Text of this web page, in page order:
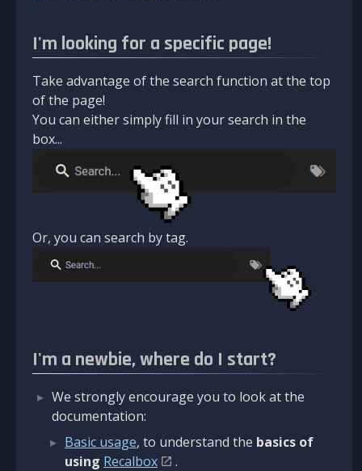
I'm looking for a specific page!
Take advantage of the search function at the top
of the page!
You can either simply fill in your search in the
box...
Or, you can search by tag.
I'm a newbie, where do I start?
We strongly encourage you to look at the
documentation:
Basic usage, to understand the basics of
using Recalbox
.